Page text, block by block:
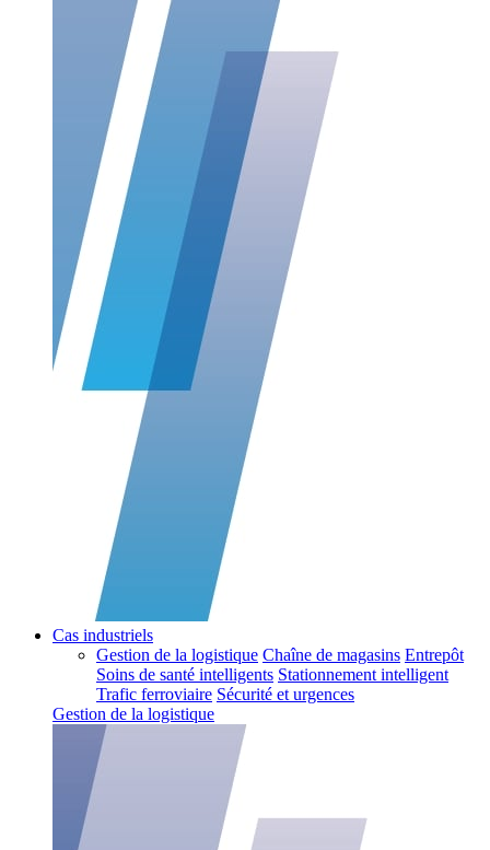
Cas industriels
Gestion de la logistique Chaîne de magasins Entrepôt
Soins de santé intelligents Stationnement intelligent
Trafic ferroviaire Sécurité et urgences
Gestion de la logistique